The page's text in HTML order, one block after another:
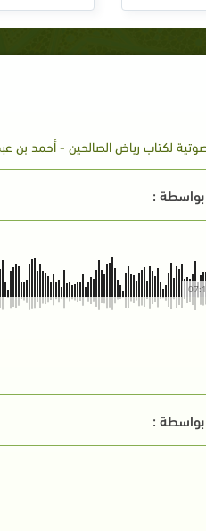
لكتاب رياض الصالحين - أحمد بن
:
: